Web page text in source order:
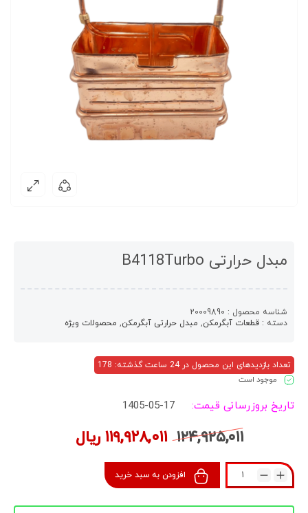
مبدل حرارتی B4118Turbo
شناسه محصول : 20009890
دسته : قطعات آبگرمکن, مبدل حرارتی آبگرمکن, محصولات ویژه
تعداد بازدیدهای این محصول در 24 ساعت گذشته: 178
موجود است
تاریخ بروزرسانی قیمت: 1405-05-17
۱۲۴,۹۲۵,۰۱۱ ۱۱۹,۹۲۸,۰۱۱ ریال
افزودن به سبد خرید